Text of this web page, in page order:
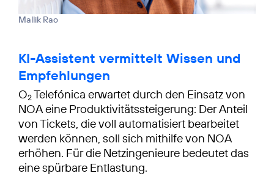
Mallik Rao
KI-Assistent vermittelt Wissen und
Empfehlungen
O2Telefónica erwartet durch den Einsatz von
NOA eine Produktivitäts­steigerung: Der Anteil
von Tickets, die voll automatisiert bearbeitet
werden können, soll sich mithilfe von NOA
erhöhen. Für die Netzingenieure bedeutet das
eine spürbare Entlastung.